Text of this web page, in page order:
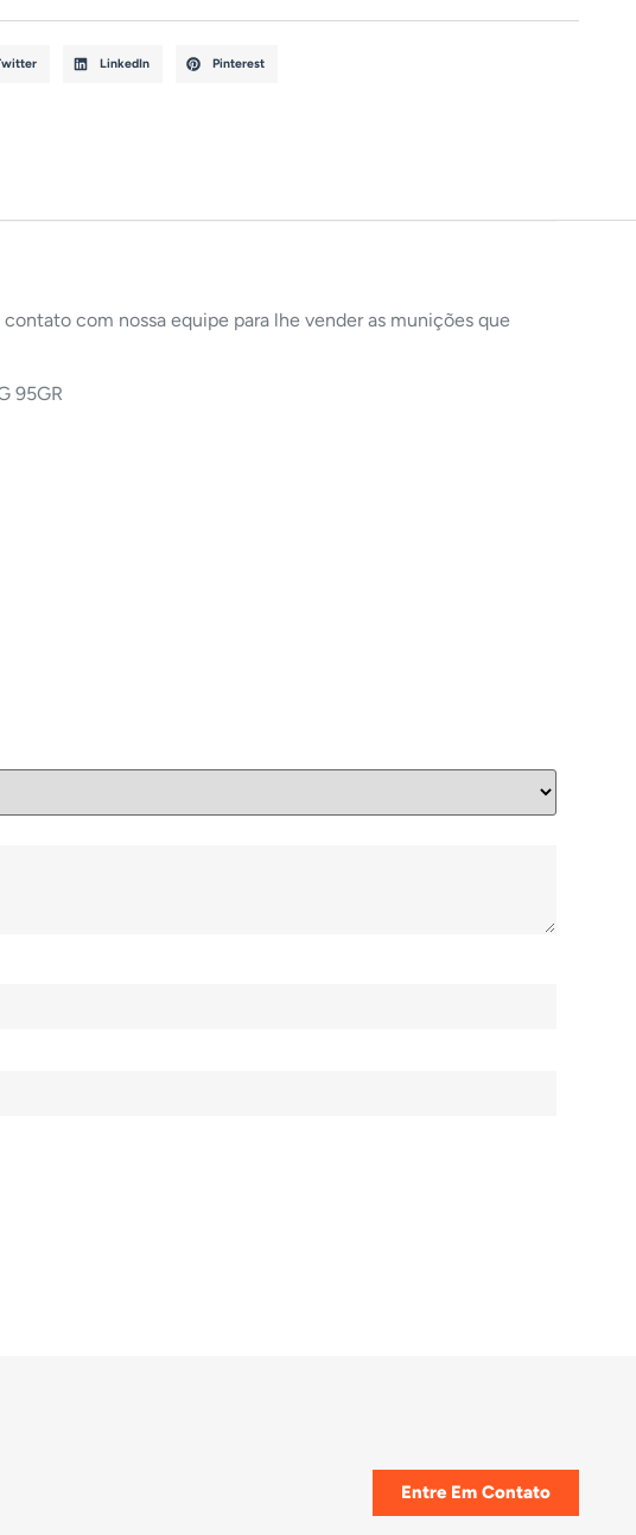
LinkedIn Pinterest
com nossa equipe para lhe vender as munições que
95GR
Entre Em Contato